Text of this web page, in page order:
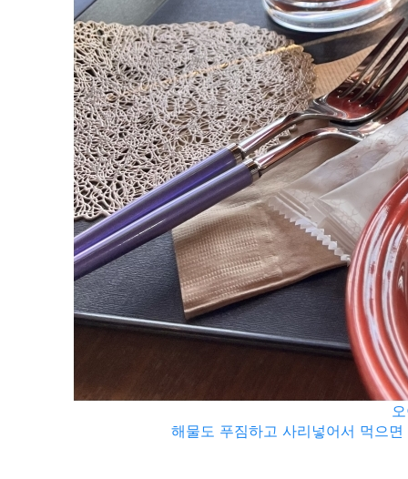
해물도 푸짐하고 사리넣어서 먹으